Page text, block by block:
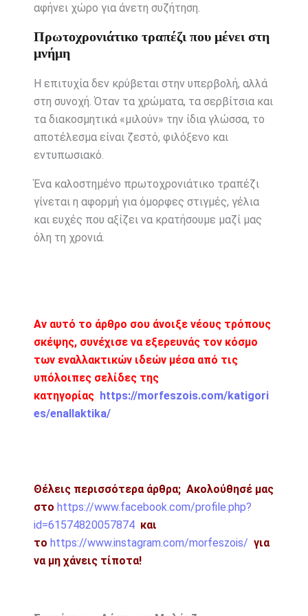
αφήνει χώρο για άνετη συζήτηση.
Πρωτοχρονιάτικο τραπέζι που μένει στη
μνήμη
Η επιτυχία δεν κρύβεται στην υπερβολή, αλλά
στη συνοχή. Όταν τα χρώματα, τα σερβίτσια και
τα διακοσμητικά «μιλούν» την ίδια γλώσσα, το
αποτέλεσμα είναι ζεστό, φιλόξενο και
εντυπωσιακό.
Ένα καλοστημένο πρωτοχρονιάτικο τραπέζι
γίνεται η αφορμή για όμορφες στιγμές, γέλια
και ευχές που αξίζει να κρατήσουμε μαζί μας
όλη τη χρονιά.
Αν αυτό το άρθρο σου άνοιξε νέους τρόπους
σκέψης, συνέχισε να εξερευνάς τον κόσμο
των εναλλακτικών ιδεών μέσα από τις
υπόλοιπες σελίδες της
κατηγορίας https://morfeszois.com/katigori
es/enallaktika/
Θέλεις περισσότερα άρθρα; Ακολούθησέ μας
στο https://www.facebook.com/profile.php?
id=61574820057874 και
το https://www.instagram.com/morfeszois/ για
να μη χάνεις τίποτα!